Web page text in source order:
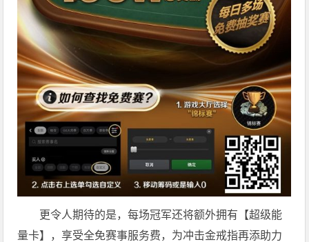
更令人期待的是，每场冠军还将额外拥有【超级能
量卡】，享受全免赛事服务费，为冲击金戒指再添助力